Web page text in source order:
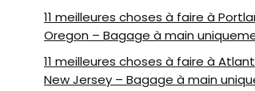
11 meilleures choses à faire à
Oregon – Bagage à main
11 meilleures choses à faire à
New Jersey – Bagage à main